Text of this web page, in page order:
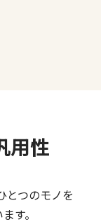
用性
とつのモノを
す。